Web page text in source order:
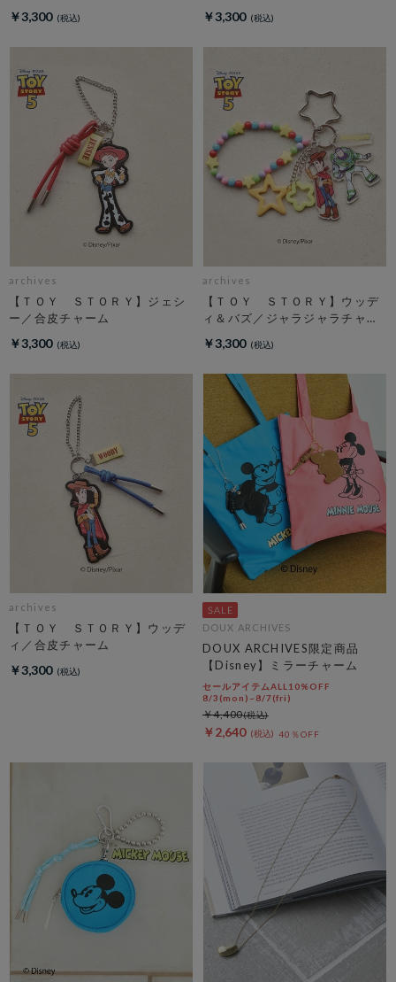
￥3,300 ￥3,300
archives
【ＴＯＹ ＳＴＯＲＹ】ジェシ
ー／合皮チャーム
￥3,300
archives
【ＴＯＹ ＳＴＯＲＹ】ウッデ
ィ＆バズ／ジャラジャラチャー
￥3,300
archives
【ＴＯＹ ＳＴＯＲＹ】ウッデ
ィ／合皮チャーム
￥3,300
DOUX ARCHIVES
DOUX ARCHIVES限定商品
【Disney】ミラーチャーム
セールアイテムALL10%OFF
8/3(mon)~8/7(fri)
￥2,640 40％OFF
￥4,400